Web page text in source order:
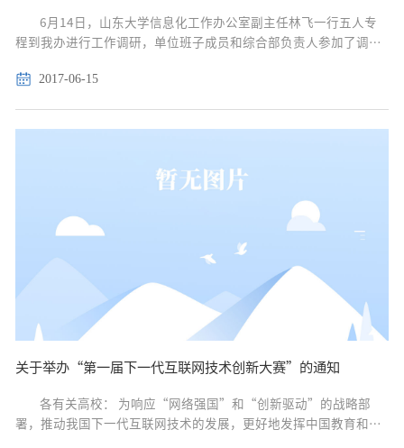
6月14日，山东大学信息化工作办公室副主任林飞一行五人专
程到我办进行工作调研，单位班子成员和综合部负责人参加了调研
迎，并简要介绍了南昌大学近年来信息化建设的基本情况。...
2017-06-15
关于举办“第一届下一代互联网技术创新大赛”的通知
各有关高校： 为响应“网络强国”和“创新驱动”的战略部
署，推动我国下一代互联网技术的发展，更好地发挥中国教育和科